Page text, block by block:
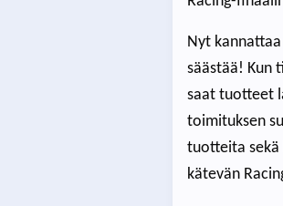
Nyt
säästää! Kun
saat tuotteet
toimituksen
tuotteita sekä
kätevän